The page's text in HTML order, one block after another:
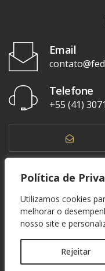
Política de
Utilizamos cookies
melhorar o
nosso site e
Rejeitar
Email
Telefone
+55 (41)
© 1937 - 2026. Federação